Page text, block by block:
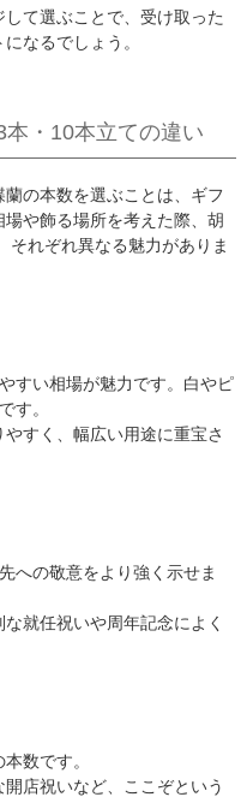
て選ぶことで、受け取った
なるでしょう。
・10本立ての違い
の本数を選ぶことは、ギフ
や飾る場所を考えた際、胡
それぞれ異なる魅力がありま
すい相場が魅力です。白やピ
す。
すく、幅広い用途に重宝さ
への敬意をより強く示せま
就任祝いや周年記念によく
数です。
店祝いなど、ここぞという